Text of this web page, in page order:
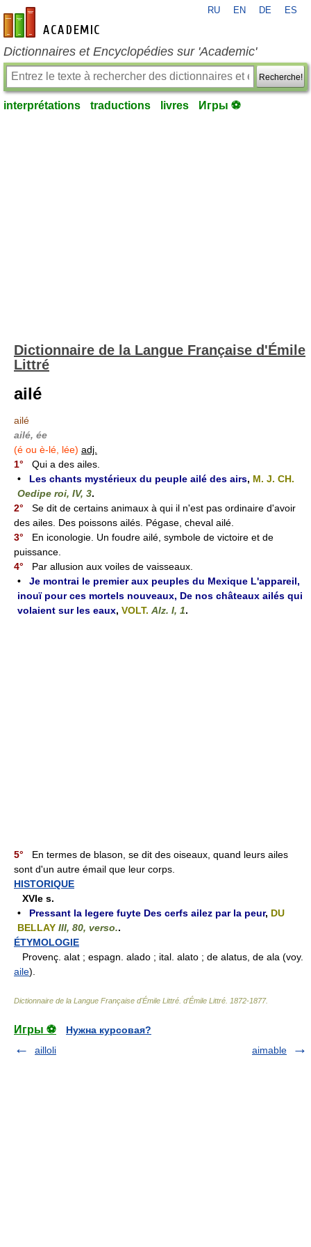
fr-academic.com
RU EN DE ES
Dictionnaires et Encyclopédies sur 'Academic'
Recherche!
interprétations traductions livres Игры ⚽
Dictionnaire de la Langue Française d'Émile
Littré
ailé
ailé
ailé, ée
(é ou è-lé, lée) adj.
1° Qui a des ailes.
• Les chants mystérieux du peuple ailé des airs, M. J. CH.
Oedipe roi, IV, 3.
2° Se dit de certains animaux à qui il n'est pas ordinaire d'avoir
des ailes. Des poissons ailés. Pégase, cheval ailé.
3° En iconologie. Un foudre ailé, symbole de victoire et de
puissance.
4° Par allusion aux voiles de vaisseaux.
• Je montrai le premier aux peuples du Mexique L'appareil,
inouï pour ces mortels nouveaux, De nos châteaux ailés qui
volaient sur les eaux, VOLT. Alz. I, 1.
5° En termes de blason, se dit des oiseaux, quand leurs ailes
sont d'un autre émail que leur corps.
HISTORIQUE
XVIe s.
• Pressant la legere fuyte Des cerfs ailez par la peur, DU
BELLAY III, 80, verso..
ÉTYMOLOGIE
Provenç. alat ; espagn. alado ; ital. alato ; de alatus, de ala (voy.
aile).
Dictionnaire de la Langue Française d'Émile Littré d'Émile Littré 1872-1877.
Игры ⚽
Нужна курсовая?
ailloli
aimable